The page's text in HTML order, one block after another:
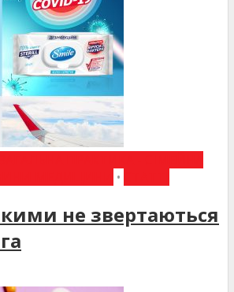
•
не звертаються